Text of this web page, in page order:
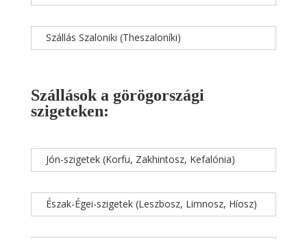
Szállás Szaloniki (Theszaloníki)
Szállások a görögországi
szigeteken:
Jón-szigetek (Korfu, Zakhintosz, Kefalónia)
Észak-Égei-szigetek (Leszbosz, Limnosz, Híosz)